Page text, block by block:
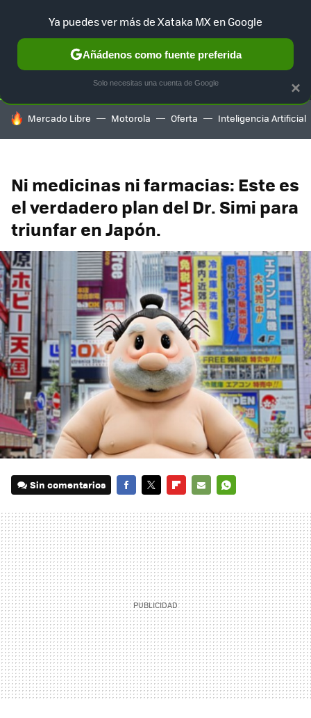
SELECCIÓN GAMING HOME AUTO TERRITORIO
HOY SE HABLA DE
Mercado Libre Motorola Oferta Inteligencia Artificial
Ni medicinas ni farmacias: Este es
el verdadero plan del Dr. Simi para
triunfar en Japón.
Sin comentarios
MAIL
×
Ya puedes ver más de Xataka MX en Google
Añádenos como fuente preferida
Solo necesitas una cuenta de Google